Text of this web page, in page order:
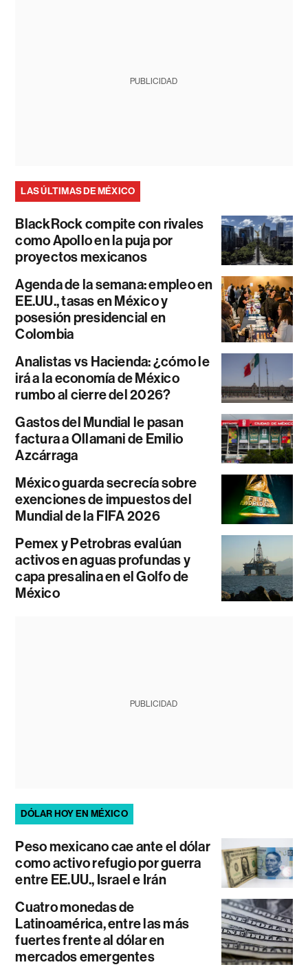
PUBLICIDAD
LAS ÚLTIMAS DE MÉXICO
BlackRock compite con rivales
como Apollo en la puja por
proyectos mexicanos
Agenda de la semana: empleo en
EE.UU., tasas en México y
posesión presidencial en
Colombia
Analistas vs Hacienda: ¿cómo le
irá a la economía de México
rumbo al cierre del 2026?
Gastos del Mundial le pasan
factura a Ollamani de Emilio
Azcárraga
México guarda secrecía sobre
exenciones de impuestos del
Mundial de la FIFA 2026
Pemex y Petrobras evalúan
activos en aguas profundas y
capa presalina en el Golfo de
México
PUBLICIDAD
DÓLAR HOY EN MÉXICO
Peso mexicano cae ante el dólar
como activo refugio por guerra
entre EE.UU., Israel e Irán
Cuatro monedas de
Latinoamérica, entre las más
fuertes frente al dólar en
mercados emergentes